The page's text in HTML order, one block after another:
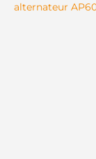
alternateur